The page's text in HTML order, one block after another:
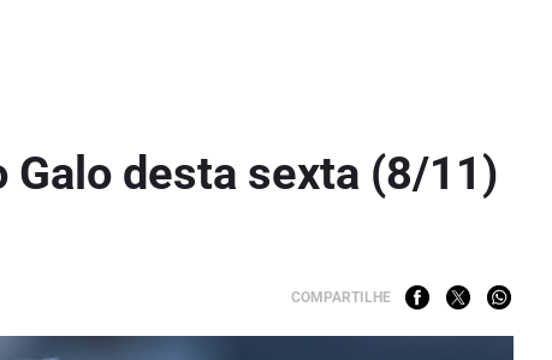
desta sexta (8/11)
COMPARTILHE